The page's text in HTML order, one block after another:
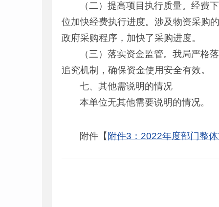
（二）提高项目执行质量。经费
位加快经费执行进度。涉及物资采购
政府采购程序，加快了采购进度。
（三）落实资金监管。我局严格
追究机制，确保资金使用安全有效。
七、其他需说明的情况
本单位无其他需要说明的情况。
附件【 附件3：2022年度部门整